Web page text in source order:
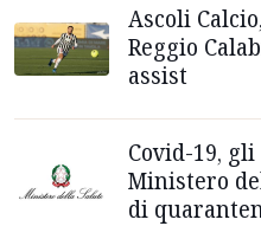
Ascoli
Reggio
assist
Covid-19,
Ministero
di